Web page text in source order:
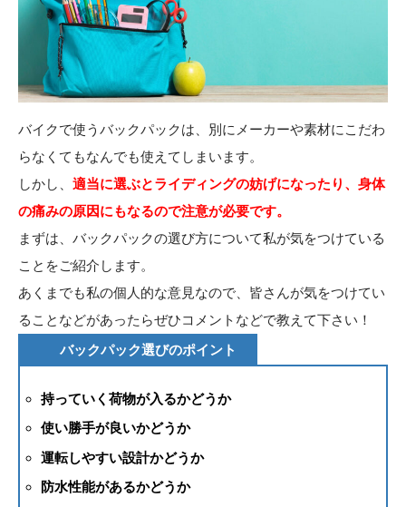
バイクで使うバックパックは、別にメーカーや素材にこだわ
らなくてもなんでも使えてしまいます。
しかし、 適当に選ぶとライディングの妨げになったり、身体
の痛みの原因にもなるので注意が必要です。
まずは、バックパックの選び方について私が気をつけている
ことをご紹介します。
あくまでも私の個人的な意見なので、皆さんが気をつけてい
ることなどがあったらぜひコメントなどで教えて下さい！
バックパック選びのポイント
持っていく荷物が入るかどうか
使い勝手が良いかどうか
運転しやすい設計かどうか
防水性能があるかどうか